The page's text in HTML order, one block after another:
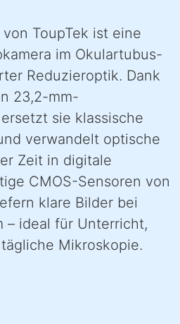
ToupTek ist eine
im Okulartubus-
Reduzieroptik. Dank
23,2-mm-
sie klassische
verwandelt optische
Zeit in digitale
CMOS-Sensoren von
klare Bilder bei
– ideal für Unterricht,
Mikroskopie.